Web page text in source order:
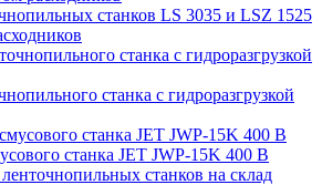
станков LS 3035 и LSZ 1525
станка c гидроразгрузкой
станка JET JWP-15K 400 В